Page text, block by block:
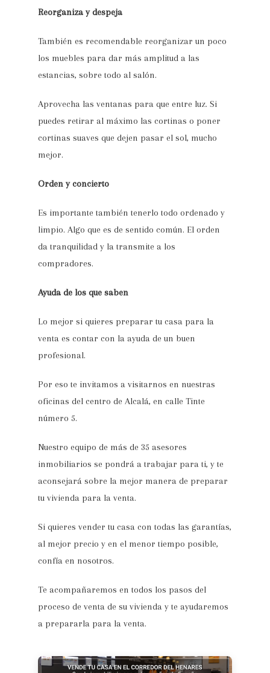
Reorganiza y despeja
También es recomendable reorganizar un poco
los muebles para dar más amplitud a las
estancias, sobre todo al salón.
Aprovecha las ventanas para que entre luz. Si
puedes retirar al máximo las cortinas o poner
cortinas suaves que dejen pasar el sol, mucho
mejor.
Orden y concierto
Es importante también tenerlo todo ordenado y
limpio. Algo que es de sentido común. El orden
da tranquilidad y la transmite a los
compradores.
Ayuda de los que saben
Lo mejor si quieres preparar tu casa para la
venta es contar con la ayuda de un buen
profesional.
Por eso te invitamos a visitarnos en nuestras
oficinas del centro de Alcalá, en calle Tinte
número 5.
Nuestro equipo de más de 35 asesores
inmobiliarios se pondrá a trabajar para ti, y te
aconsejará sobre la mejor manera de preparar
tu vivienda para la venta.
Si quieres vender tu casa con todas las garantías,
al mejor precio y en el menor tiempo posible,
confía en nosotros.
Te acompañaremos en todos los pasos del
proceso de venta de su vivienda y te ayudaremos
a prepararla para la venta.